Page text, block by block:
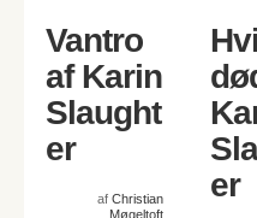
Vantro
af Karin
Slaught
er
af Christian
Møgeltoft
er